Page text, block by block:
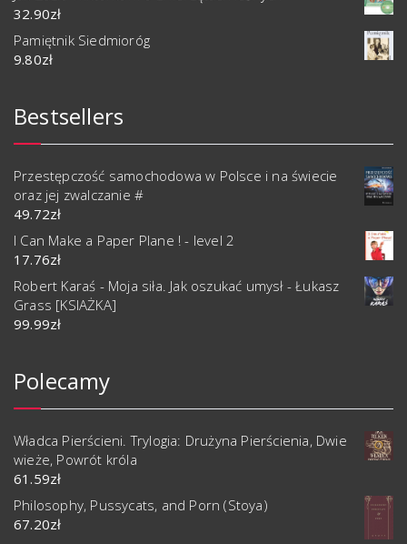
32.90zł
Pamiętnik Siedmioróg
9.80zł
Bestsellers
Przestępczość samochodowa w Polsce i na świecie
oraz jej zwalczanie #
49.72zł
I Can Make a Paper Plane ! - level 2
17.76zł
Robert Karaś - Moja siła. Jak oszukać umysł - Łukasz
Grass [KSIAŻKA]
99.99zł
Polecamy
Władca Pierścieni. Trylogia: Drużyna Pierścienia, Dwie
wieże, Powrót króla
61.59zł
Philosophy, Pussycats, and Porn (Stoya)
67.20zł